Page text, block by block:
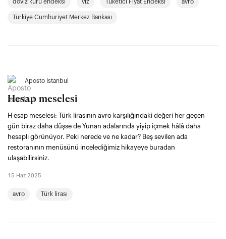
döviz kuru endeksi viz Tüketici Fiyat Endeksi avro
Türkiye Cumhuriyet Merkez Bankası
Aposto İstanbul
Hesap meselesi
H esap meselesi: Türk lirasının avro karşılığındaki değeri her geçen
gün biraz daha düşse de Yunan adalarında yiyip içmek hâlâ daha
hesaplı görünüyor. Peki nerede ve ne kadar? Beş sevilen ada
restoranının menüsünü incelediğimiz hikayeye buradan
ulaşabilirsiniz.
15 Haz 2025
avro Türk lirası